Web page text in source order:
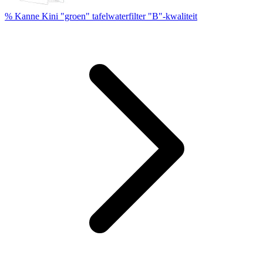
% Kanne Kini "groen" tafelwaterfilter "B"-kwaliteit